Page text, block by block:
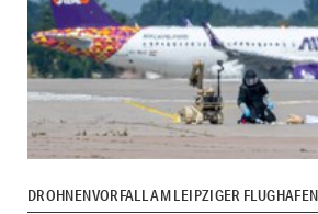
DROHNENVORFALL AM LEIPZIGER FLUGHAFEN